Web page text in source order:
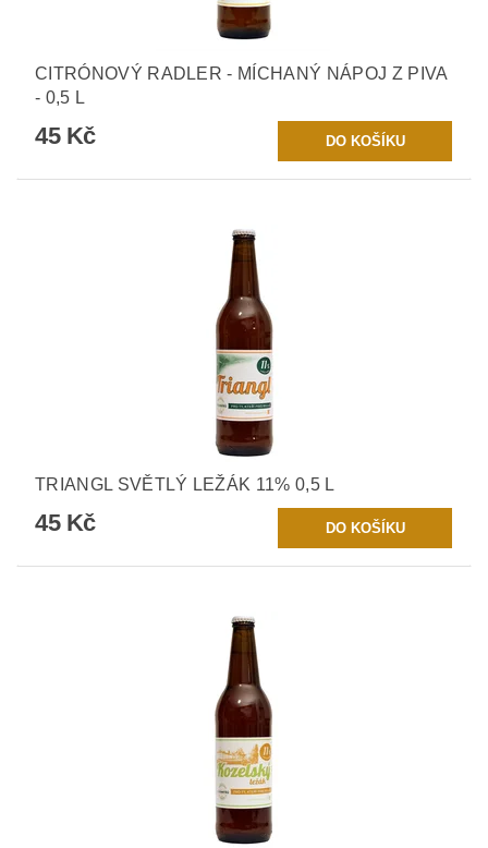
CITRÓNOVÝ RADLER - MÍCHANÝ NÁPOJ Z PIVA
- 0,5 L
45 Kč
TRIANGL SVĚTLÝ LEŽÁK 11% 0,5 L
45 Kč